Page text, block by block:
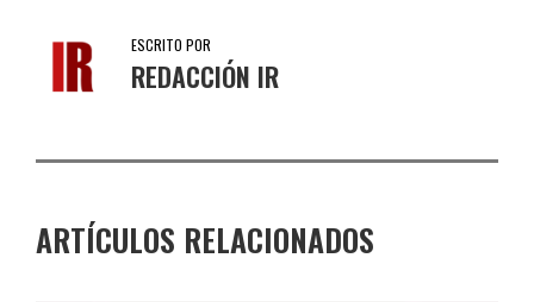
ESCRITO POR
REDACCIÓN IR
ARTÍCULOS RELACIONADOS